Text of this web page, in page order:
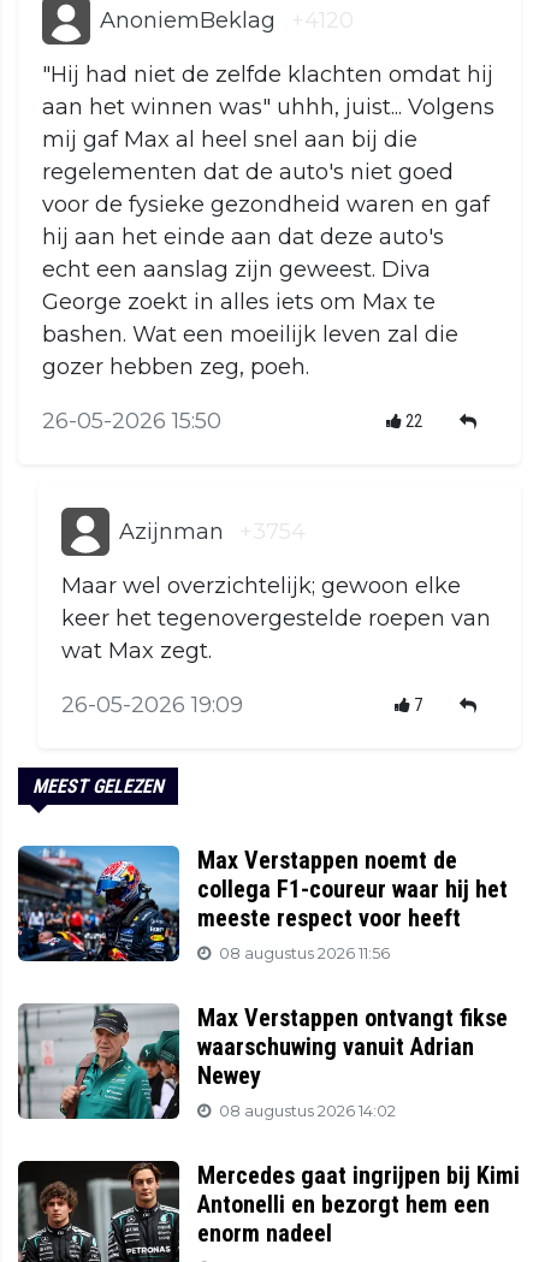
AnoniemBeklag +4120
"Hij had niet de zelfde klachten omdat hij
aan het winnen was" uhhh, juist... Volgens
mij gaf Max al heel snel aan bij die
regelementen dat de auto's niet goed
voor de fysieke gezondheid waren en gaf
hij aan het einde aan dat deze auto's
echt een aanslag zijn geweest. Diva
George zoekt in alles iets om Max te
bashen. Wat een moeilijk leven zal die
gozer hebben zeg, poeh.
26-05-2026 15:50 22
Azijnman +3754
Maar wel overzichtelijk; gewoon elke
keer het tegenovergestelde roepen van
wat Max zegt.
26-05-2026 19:09 7
MEEST GELEZEN
Max Verstappen noemt de
collega F1-coureur waar hij het
meeste respect voor heeft
08 augustus 2026 11:56
Max Verstappen ontvangt fikse
waarschuwing vanuit Adrian
Newey
08 augustus 2026 14:02
Mercedes gaat ingrijpen bij Kimi
Antonelli en bezorgt hem een
enorm nadeel